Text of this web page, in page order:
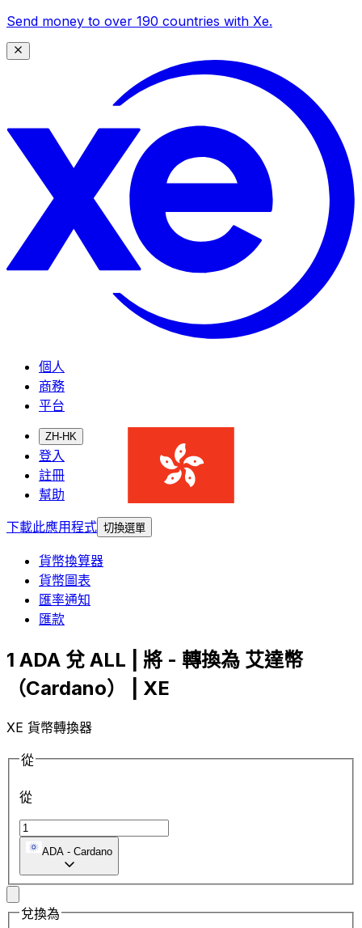
Send money to over 190 countries with Xe.
個人
商務
平台
ZH-HK
登入
註冊
幫助
下載此應用程式 切換選單
貨幣換算器
貨幣圖表
匯率通知
匯款
1 ADA 兌 ALL | 將 - 轉換為 艾達幣
（Cardano） | XE
XE 貨幣轉換器
從
從
ADA - Cardano
兌換為